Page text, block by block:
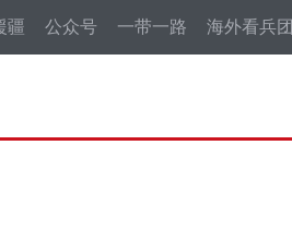
疆 公众号 一带一路 海外看兵团